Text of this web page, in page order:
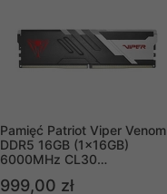
Pamięć Patriot Viper Venom
DDR5 16GB (1x16GB)
6000MHz CL30
999,00 zł